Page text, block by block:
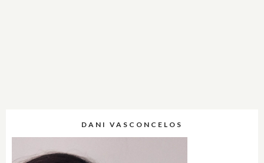
DANI VASCONCELOS